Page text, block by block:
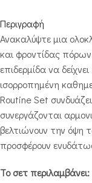
Περιγραφή
Ανακαλύψτε μια
και φροντίδας πόρων
επιδερμίδα να
ισορροπημένη
Routine Set
συνεργάζονται
βελτιώνουν την όψη
προσφέρουν
Το σετ περιλαμβάνει: